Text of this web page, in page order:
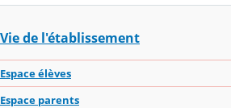
Vie de l'établissement
Espace élèves
Espace parents